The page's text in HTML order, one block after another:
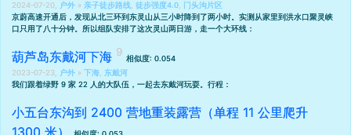
2024-07-20,
户外 » 亲子徒步路线 徒步强度4.0
门头沟片区
京蔚高速开通后，发现从北三环到东灵山从三小时降到了两小时。实测从家里到洪水口聚灵峡
口只用了八十分钟。所以组队安排了这次灵山两日游，走一个大环线：
葫芦岛东戴河下海
相似度: 0.054
2023-07-23,
户外 » 下海 东戴河
我们跟着绿野 9 家 22 人的大队伍，一起去东戴河玩耍。行程：
小五台东沟到 2400 营地重装露营（单程 11 公里爬升
1300 米）